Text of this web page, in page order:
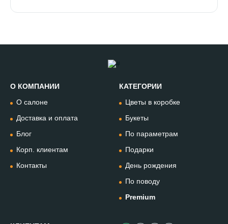
О КОМПАНИИ
О салоне
Доставка и оплата
Блог
Корп. клиентам
Контакты
КАТЕГОРИИ
Цветы в коробке
Букеты
По параметрам
Подарки
День рождения
По поводу
Premium
Позвонить
+74994954685
WhatsApp
+79912981236
@omflowersbot